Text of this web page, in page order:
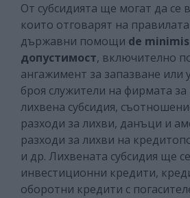
От субсидията ще могат да се
които отговарят на
държавни помощи de minimis
допустимост, включително
ангажимент за запазване или
броя служители на фирмата
лихвена субсидия,
разходи за лихви, данъци и
разходи за лихви на
и др. Лихвената субсидия ще
инвестиционни кредити,
оборотни кредити с